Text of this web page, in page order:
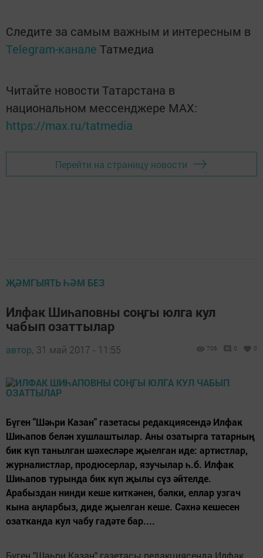
Следите за самым важным и интересным в
Telegram-канале Татмедиа
Читайте новости Татарстана в
национальном мессенджере MАХ:
https://max.ru/tatmedia
Перейти на страницу новости
ҖӘМГЫЯТЬ ҺӘМ БЕЗ
Илфак Шиһаповны соңгы юлга кул
чабып озаттылар
автор, 31 май 2017 - 11:55 706 0 0
Бүген "Шәһри Казан" газетасы редакциясендә Илфак
Шиһапов белән хушлаштылар. Аны озатырга татарның
бик күп танылган шәхесләре җыелган иде: артистлар,
журналистлар, продюсерлар, язучылар һ.б. Илфак
Шиһапов турында бик күп җылы сүз әйтелде.
Арабыздан нинди кеше киткәнен, бәлки, еллар узгач
кына аңларбыз, диде җыелган кеше. Сәхнә кешесен
озатканда кул чабу гадәте бар....